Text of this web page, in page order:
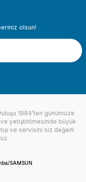
olsun!
1984’ten günümüze
yetiştirilmesinde büyük
ve servisini siz değerli
SAMSUN